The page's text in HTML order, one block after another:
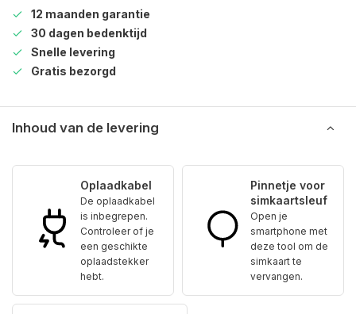
12 maanden garantie
30 dagen bedenktijd
Snelle levering
Gratis bezorgd
Inhoud van de levering
Oplaadkabel
De oplaadkabel
is inbegrepen.
Controleer of je
een geschikte
oplaadstekker
hebt.
Pinnetje voor
simkaartsleuf
Open je
smartphone met
deze tool om de
simkaart te
vervangen.